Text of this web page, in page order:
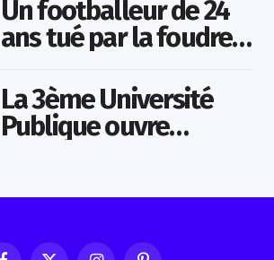
Un footballeur de 24
ans tué par la foudre
La 3ème Université
Publique ouvre